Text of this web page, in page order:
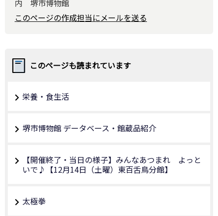
内 堺市博物館
このページの作成担当にメールを送る
このページも読まれています
栄養・食生活
堺市博物館 データベース・館蔵品紹介
【開催終了・当日の様子】みんなあつまれ よっと
いで♪【12月14日（土曜）東百舌鳥分館】
太極拳